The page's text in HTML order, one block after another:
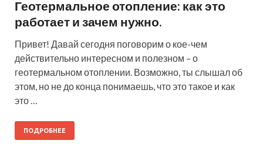
Геотермальное отопление: как это
работает и зачем нужно.
Привет! Давай сегодня поговорим о кое-чем
действительно интересном и полезном – о
геотермальном отоплении. Возможно, ты слышал об
этом, но не до конца понимаешь, что это такое и как
это …
ПОДРОБНЕЕ